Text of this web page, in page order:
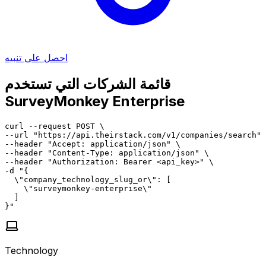
احصل على تنبيه
قائمة الشركات التي تستخدم
SurveyMonkey Enterprise
curl --request POST \
--url "https://api.theirstack.com/v1/companies/search"
--header "Accept: application/json" \
--header "Content-Type: application/json" \
--header "Authorization: Bearer <api_key>" \
-d "{
  \"company_technology_slug_or\": [
    \"surveymonkey-enterprise\"
  ]
}"
Technology